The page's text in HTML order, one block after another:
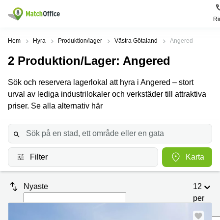
Hyra / hyra ut
Kategorier
Kontor
Kontorshotell
Lagerlokaler
Industrilokaler
Verkstad
Populära
Stockholm
Göteborg
Uppsala
Norrköping
Skåne
Populära
Kontorshotell
Stockholm
Stockholm
Kontorshotell
Göteborg
Coworking
Malmö
Hjälp
Om oss
Pris
Logga in
Hem Hyra Produktion/lager Västra Götaland Angered
2 Produktion/lager: Angered
Sök och reservera lagerlokal att hyra i Angered – stort
urval av lediga industrilokaler och verkstäder till attraktiva
priser. Se alla alternativ här
Filter Karta
Nyaste
12
per
sida